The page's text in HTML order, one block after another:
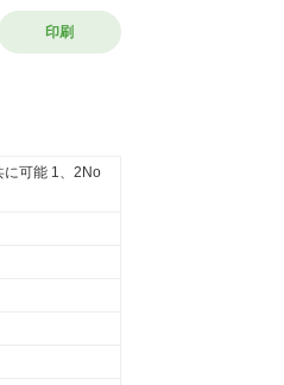
印刷
可能 1、2No